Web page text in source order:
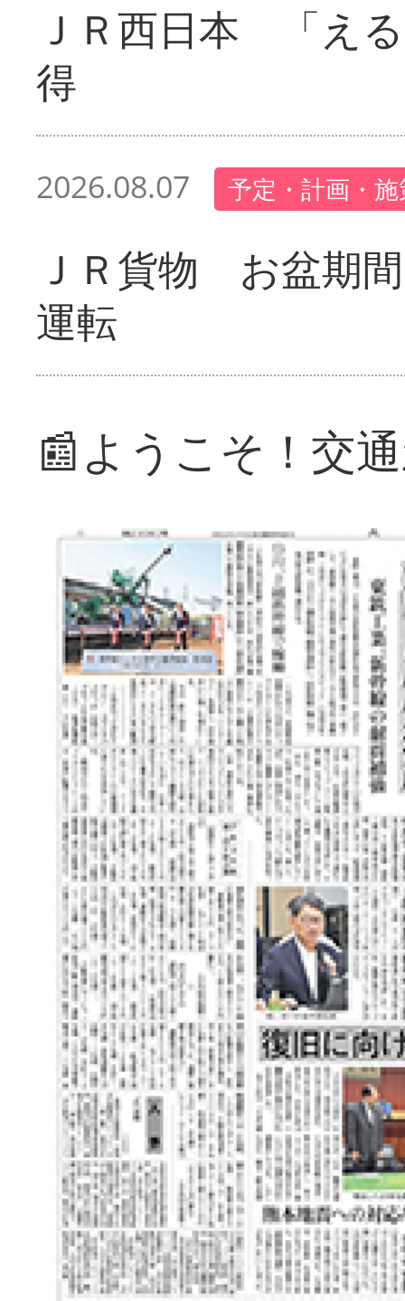
ＪＲ西日本 「え
得
2026.08.07 予定・計画・
ＪＲ貨物 お盆期
運転
📰ようこそ！交